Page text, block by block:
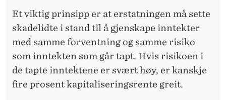
Et viktig prinsipp er at erstatningen må sette
skadelidte i stand til å gjenskape inntekter
med samme forventning og samme risiko
som inntekten som går tapt. Hvis risikoen i
de tapte inntektene er svært høy, er kanskje
fire prosent kapitaliseringsrente greit.